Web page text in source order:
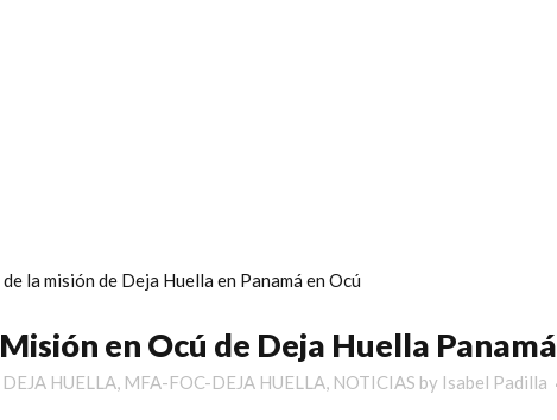
Misión en Ocú de Deja Huella Panamá
DEJA HUELLA, MFA-FOC-DEJA HUELLA, NOTICIAS by Isabel Padilla